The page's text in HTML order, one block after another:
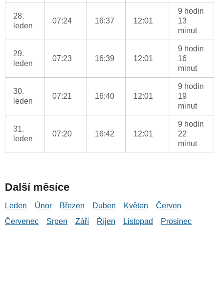
28.
leden
07:24 16:37 12:01
9 hodin
13
minut
29.
leden
07:23 16:39 12:01
9 hodin
16
minut
30.
leden
07:21 16:40 12:01
9 hodin
19
minut
31.
leden
07:20 16:42 12:01
9 hodin
22
minut
Další měsíce
Leden Únor Březen Duben Květen
Červen
Červenec
Srpen Září Říjen Listopad Prosinec